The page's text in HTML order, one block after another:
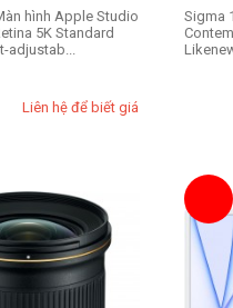
hình Apple Studio
5K Standard
adjustab...
Liên hệ để biết giá
Sigma